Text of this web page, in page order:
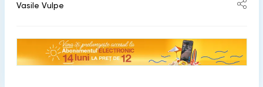
Vasile Vulpe